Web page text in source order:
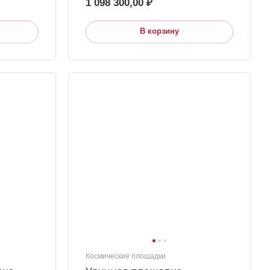
1 098 300,00 ₽
В корзину
Космические площадки